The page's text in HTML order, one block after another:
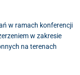
w ramach konferencji
w zakresie
na terenach